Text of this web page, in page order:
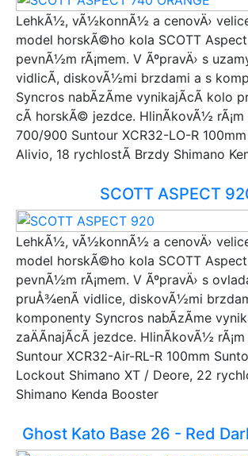
BMC
Capriolo
Beany
Bungi Bungi
Van Rysel
RIVERSIDE
CYCLISION
Worker
Subrosa
Silverback
Babboe
Conway
High Colorado
Bianchi
Kreativ
Injusa
Excelsior
Coral
Harry
Pinarello
Stolen
LehkÃ½, vÃ½konnÃ½ a cenovÄ›
model horskÃ©ho kola SCOTT
pevnÃ½m rÃ¡mem. V ÃºpravÄ› s
vidlicÃ­, diskovÃ½mi brzdami a s
Syncros nabÃ­zÃ­me vynikajÃ­cÃ­ kolo
cÃ­ horskÃ© jezdce. HlinÃ­kovÃ½ rÃ¡m
700/900 Suntour XCR32-LO-R
Alivio, 18 rychlostÃ­ Brzdy Shimano
SCOTT ASPECT
LehkÃ½, vÃ½konnÃ½ a cenovÄ›
model horskÃ©ho kola SCOTT
pevnÃ½m rÃ¡mem. V ÃºpravÄ› s
pruÅ¾enÃ­ vidlice, diskovÃ½mi
komponenty Syncros nabÃ­zÃ­me
zaÄÃ­najÃ­cÃ­ jezdce. HlinÃ­kovÃ½
Suntour XCR32-Air-RL-R 100mm
Lockout Shimano XT / Deore, 22
Shimano Kenda Booster
Ghost Kato Base 26 - Red